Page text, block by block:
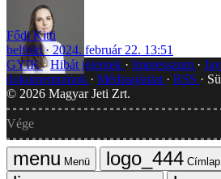
Fődi Kitti
belföld
2024. február 22. 13:51
GYIK Hibát jelentek Impresszum
dokumentumok
Médiaajánlat RSS
© 2026 Magyar Jeti Zrt.
Vége
Menü
Címlap